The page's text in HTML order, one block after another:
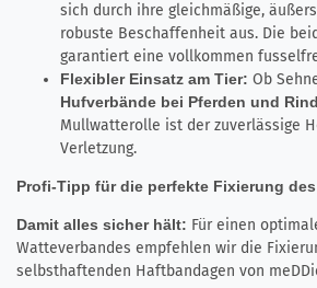
sich durch ihre gleichmäßige,
robuste Beschaffenheit aus. Die
garantiert eine vollkommen
Flexibler Einsatz am Tier: Ob
Hufverbände bei Pferden und
Mullwatterolle ist der zuverlässige
Verletzung.
Profi-Tipp für die perfekte Fixierung des
Damit alles sicher hält: Für einen
Watteverbandes empfehlen wir die
selbsthaftenden Haftbandagen von